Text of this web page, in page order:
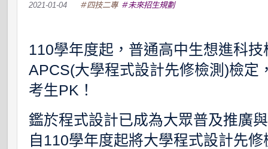
2021-01-04 ＃四技二專 ＃未來招生規劃
110學年度起，普通高中生想進科
APCS(大學程式設計先修檢測)檢定
考生PK！
鑑於程式設計已成為大眾普及推廣
自110學年度起將大學程式設計先